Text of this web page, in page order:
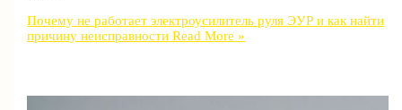
Почему не работает электроусилитель руля ЭУР и как найти
причину неисправности Read More »